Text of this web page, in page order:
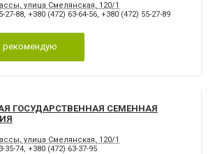
улица Смелянская, 120/1
27-88, +380 (472) 63-64-56, +380 (472) 55-27-89
рекомендую
ГОСУДАРСТВЕННАЯ СЕМЕННАЯ
улица Смелянская, 120/1
35-74, +380 (472) 63-37-95